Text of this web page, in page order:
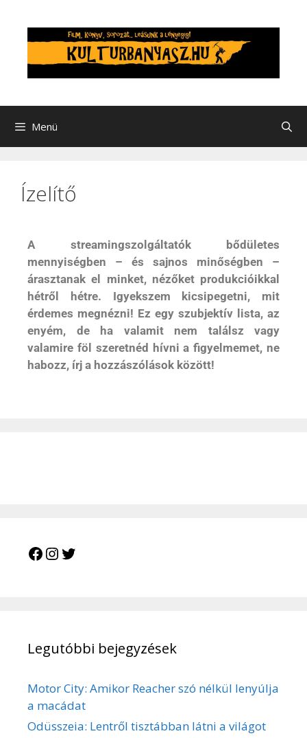
Menü
Ízelítő
A streamingszolgáltatók bődületes
mennyiségben – és sajnos minőségben –
árasztanak el minket, nézőket produkcióikkal
hétről hétre. Igyekszem kicsipegetni, mit
érdemes megnézni! Ez egy szubjektív lista, az
enyém, de ha valamit nem találsz vagy
valamire föl szeretnéd hívni a figyelmemet, ne
habozz, írj a hozzászólások között!
Legutóbbi bejegyzések
Motor City: Amikor Reacher szó nélkül lenyúlja
a macádat
Odüsszeia: Lentről tisztábban látni a világot